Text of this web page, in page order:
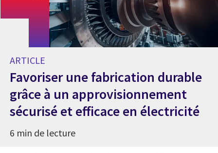
ARTICLE
Favoriser une fabrication durable
grâce à un approvisionnement
sécurisé et efficace en électricité
6 min de lecture